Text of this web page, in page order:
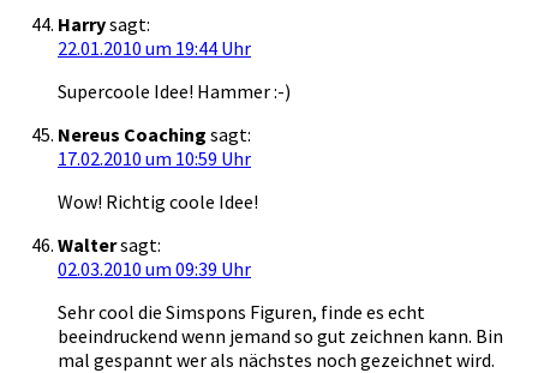
Harrysagt:
22.01.2010 um 19:44 Uhr
Supercoole Idee! Hammer :-)
Nereus Coaching sagt:
17.02.2010 um 10:59 Uhr
Wow! Richtig coole Idee!
Waltersagt:
02.03.2010 um 09:39 Uhr
Sehr cool die Simspons Figuren, finde es echt
beeindruckend wenn jemand so gut zeichnen kann. Bin
mal gespannt wer als nächstes noch gezeichnet wird.